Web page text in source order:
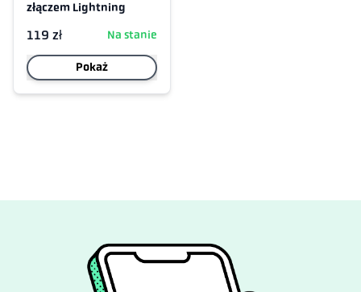
złączem Lightning
119 zł Na stanie
Pokaż